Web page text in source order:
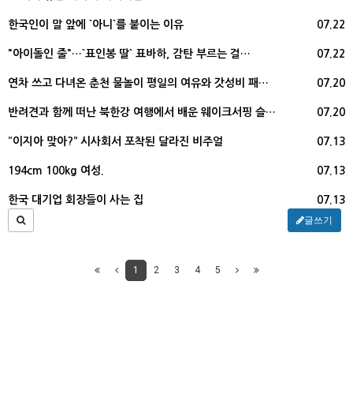
07.22
한국인이 말 앞에 `아니`를 붙이는 이유
07.22
"아이돌인 줄"…`표인봉 딸` 표바하, 감탄 부르는 걸…
07.20
연차 쓰고 다녀온 춘천 물놀이 평일의 여유와 갓성비 패…
07.20
반려견과 함께 떠난 북한강 여행에서 배운 웨이크서핑 슬…
07.13
“이지아 맞아?” 시사회서 포착된 달라진 비주얼
07.13
194cm 100kg 여성.
07.13
한국 대기업 회장들이 사는 집
글쓰기
1 2 3 4 5